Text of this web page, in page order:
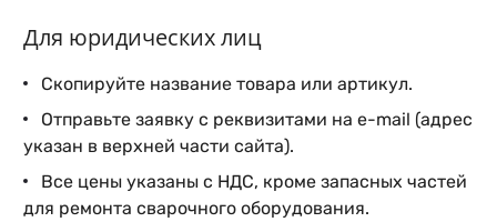
Для юридических лиц
Скопируйте название товара или артикул.
Отправьте заявку с реквизитами на e-mail (адрес
указан в верхней части сайта).
Все цены указаны с НДС, кроме запасных частей
для ремонта сварочного оборудования.